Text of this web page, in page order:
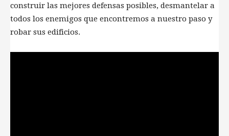
construir las mejores defensas posibles, desmantelar a
todos los enemigos que encontremos a nuestro paso y
robar sus edificios.